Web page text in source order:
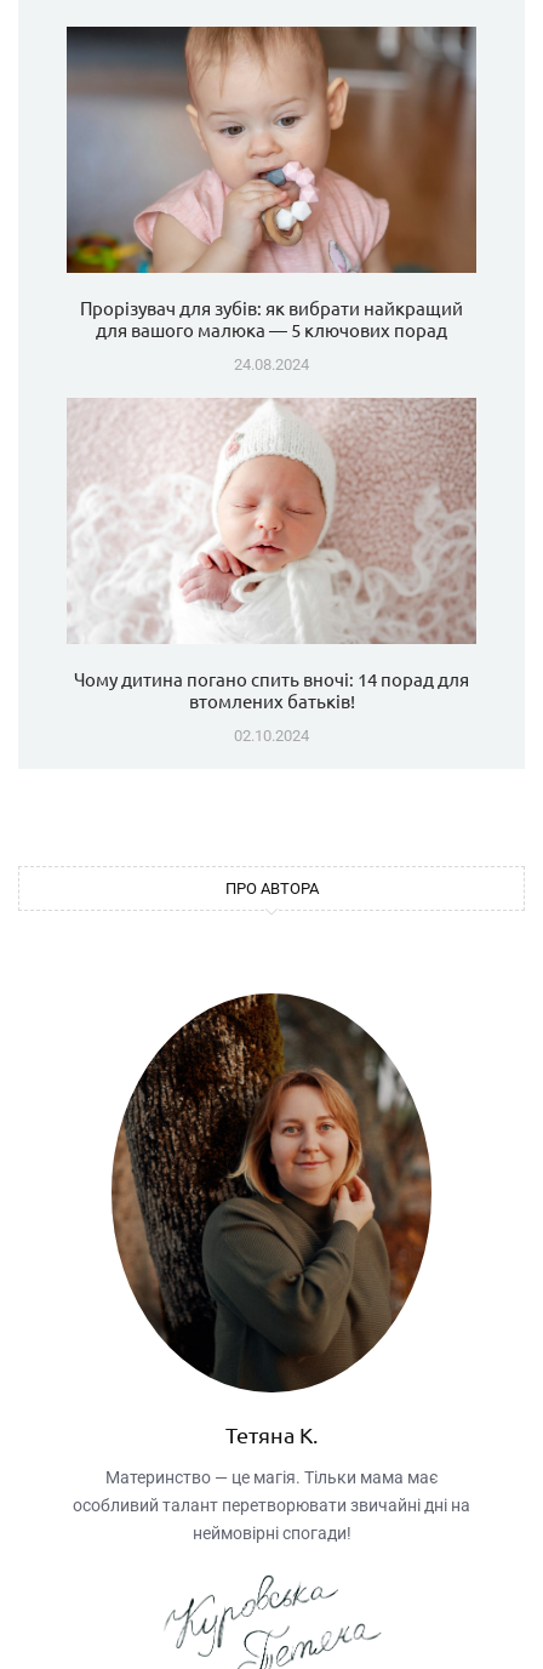
Прорізувач для зубів: як вибрати найкращий
для вашого малюка — 5 ключових порад
24.08.2024
Чому дитина погано спить вночі: 14 порад для
втомлених батьків!
02.10.2024
ПРО АВТОРА
Тетяна К.
Материнство — це магія. Тільки мама має
особливий талант перетворювати звичайні дні на
неймовірні спогади!